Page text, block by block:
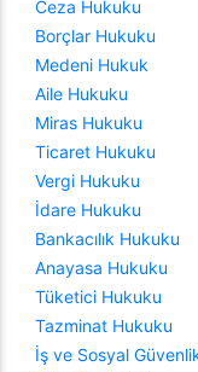
Ceza Hukuku
Borçlar Hukuku
Medeni Hukuk
Aile Hukuku
Miras Hukuku
Ticaret Hukuku
Vergi Hukuku
İdare Hukuku
Bankacılık Hukuku
Anayasa Hukuku
Tüketici Hukuku
Tazminat Hukuku
İş ve Sosyal